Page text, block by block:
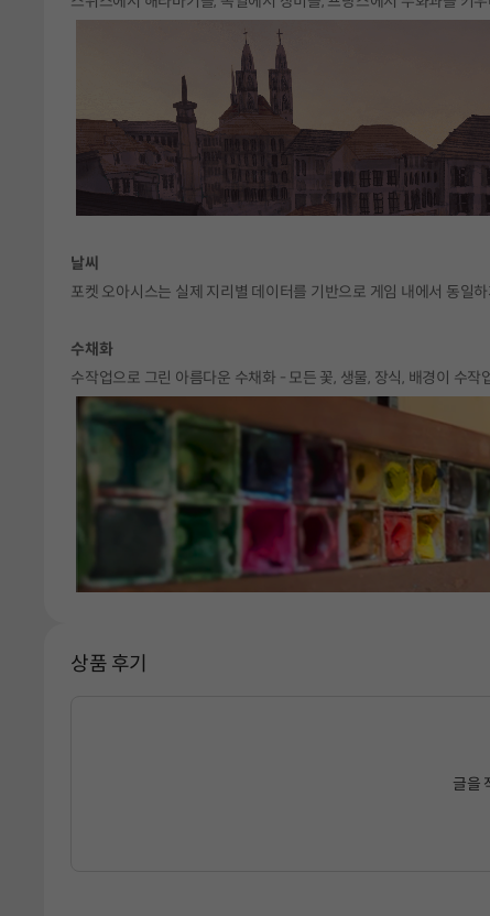
날씨
포켓 오아시스는 실제 지리별 데이터를 기반으로 게임 내에서 동일
수채화
수작업으로 그린 아름다운 수채화 - 모든 꽃, 생물, 장식, 배경이 수
상품 후기
글을